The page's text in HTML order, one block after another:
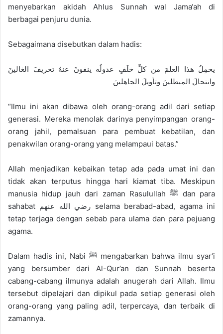
menyebarkan akidah Ahlus Sunnah wal Jama‘ah di
berbagai penjuru dunia.
Sebagaimana disebutkan dalam hadis:
يحمِلُ هذا العلمَ من كلِّ خلَفٍ عدولُه ينفونَ عنهُ تحريفَ الغالينَ
وانتحالَ المبطلينَ وتأويلَ الجاهلينَ
“Ilmu ini akan dibawa oleh orang-orang adil dari setiap
generasi. Mereka menolak darinya penyimpangan orang-
orang jahil, pemalsuan para pembuat kebatilan, dan
penakwilan orang-orang yang melampaui batas.”
Allah menjadikan kebaikan tetap ada pada umat ini dan
tidak akan terputus hingga hari kiamat tiba. Meskipun
manusia hidup jauh dari zaman Rasulullah ﷺ dan para
sahabat رضي الله عنهم selama berabad-abad, agama ini
tetap terjaga dengan sebab para ulama dan para pejuang
agama.
Dalam hadis ini, Nabi ﷺ mengabarkan bahwa ilmu syar‘i
yang bersumber dari Al-Qur’an dan Sunnah beserta
cabang-cabang ilmunya adalah anugerah dari Allah. Ilmu
tersebut dipelajari dan dipikul pada setiap generasi oleh
orang-orang yang paling adil, terpercaya, dan terbaik di
zamannya.